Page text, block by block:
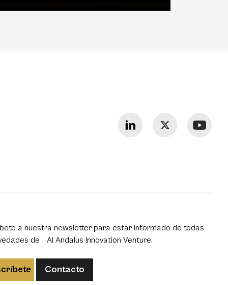
a nuestra newsletter para estar informado de todas
de Al Andalus Innovation Venture.
Contacto